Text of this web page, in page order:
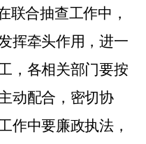
联合抽查工作中，
挥牵头作用，进一
，各相关部门要按
动配合，密切协
作中要廉政执法，